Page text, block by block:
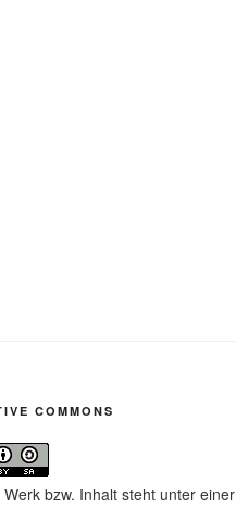
COMMONS
Werk bzw. Inhalt steht unter einer